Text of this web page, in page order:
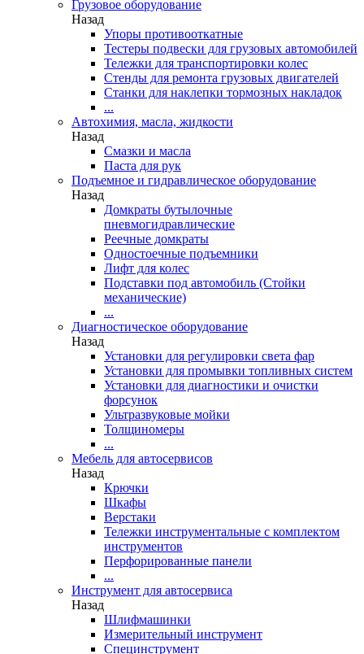
Грузовое оборудование
Назад
Упоры противооткатные
Тестеры подвески для грузовых автомобилей
Тележки для транспортировки колес
Стенды для ремонта грузовых двигателей
Станки для наклепки тормозных накладок
...
Автохимия, масла, жидкости
Назад
Смазки и масла
Паста для рук
Подъемное и гидравлическое оборудование
Назад
Домкраты бутылочные
пневмогидравлические
Реечные домкраты
Одностоечные подъемники
Лифт для колес
Подставки под автомобиль (Стойки
механические)
...
Диагностическое оборудование
Назад
Установки для регулировки света фар
Установки для промывки топливных систем
Установки для диагностики и очистки
форсунок
Ультразвуковые мойки
Толщиномеры
...
Мебель для автосервисов
Назад
Крючки
Шкафы
Верстаки
Тележки инструментальные с комплектом
инструментов
Перфорированные панели
...
Инструмент для автосервиса
Назад
Шлифмашинки
Измерительный инструмент
Специнструмент